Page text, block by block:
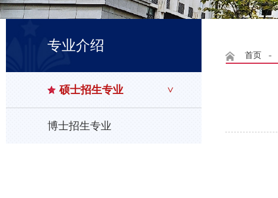
专业介绍
硕士招生专业
博士招生专业
首页 -